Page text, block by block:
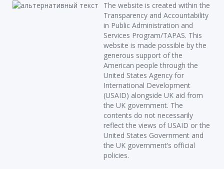
The website is created within the
Transparency and Accountability
in Public Administration and
Services Program/TAPAS. This
website is made possible by the
generous support of the
American people through the
United States Agency for
International Development
(USAID) alongside UK aid from
the UK government. The
contents do not necessarily
reflect the views of USAID or the
United States Government and
the UK government’s official
policies.